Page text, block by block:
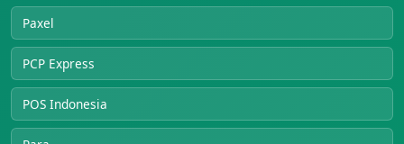
Paxel
PCP Express
POS Indonesia